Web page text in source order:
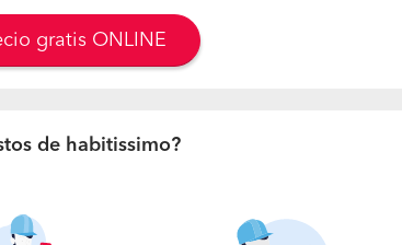
gratis ONLINE
de habitissimo?